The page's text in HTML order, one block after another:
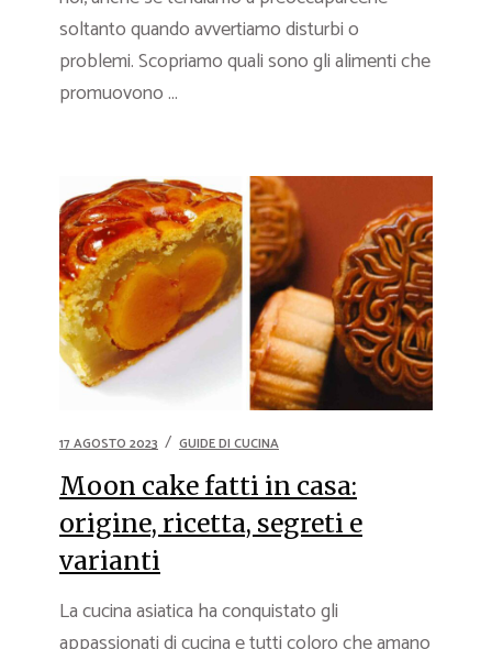
soltanto quando avvertiamo disturbi o
problemi. Scopriamo quali sono gli alimenti che
promuovono ...
17 AGOSTO 2023 GUIDE DI CUCINA
Moon cake fatti in casa:
origine, ricetta, segreti e
varianti
La cucina asiatica ha conquistato gli